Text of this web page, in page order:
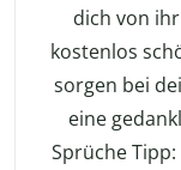
dich von
kostenlos
sorgen bei
eine
Sprüche